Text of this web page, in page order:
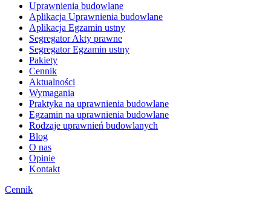
Uprawnienia budowlane
Aplikacja Uprawnienia budowlane
Aplikacja Egzamin ustny
Segregator Akty prawne
Segregator Egzamin ustny
Pakiety
Cennik
Aktualności
Wymagania
Praktyka na uprawnienia budowlane
Egzamin na uprawnienia budowlane
Rodzaje uprawnień budowlanych
Blog
O nas
Opinie
Kontakt
Cennik